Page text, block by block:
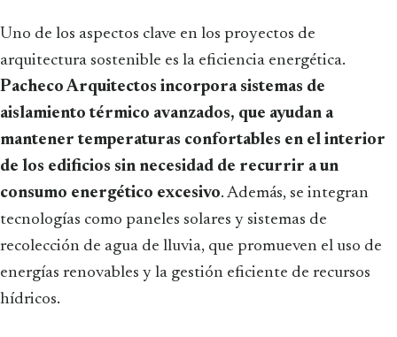
Uno de los aspectos clave en los proyectos de
arquitectura sostenible es la eficiencia energética.
Pacheco Arquitectos incorpora sistemas de
aislamiento térmico avanzados, que ayudan a
mantener temperaturas confortables en el interior
de los edificios sin necesidad de recurrir a un
consumo energético excesivo. Además, se integran
tecnologías como paneles solares y sistemas de
recolección de agua de lluvia, que promueven el uso de
energías renovables y la gestión eficiente de recursos
hídricos.